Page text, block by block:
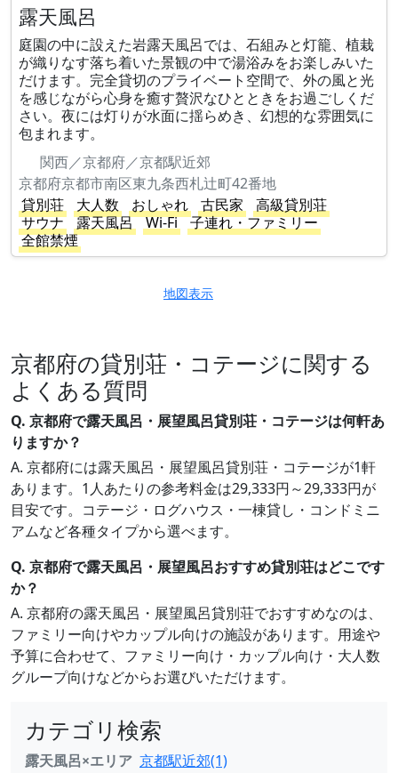
露天風呂
庭園の中に設えた岩露天風呂では、石組みと灯籠、植栽
が織りなす落ち着いた景観の中で湯浴みをお楽しみいた
だけます。完全貸切のプライベート空間で、外の風と光
を感じながら心身を癒す贅沢なひとときをお過ごしくだ
さい。夜には灯りが水面に揺らめき、幻想的な雰囲気に
包まれます。
関西／京都府／京都駅近郊
京都府京都市南区東九条西札辻町42番地
貸別荘
大人数 おしゃれ 古民家
高級貸別荘
サウナ
露天風呂 Wi-Fi
子連れ・ファミリー
全館禁煙
地図表示
京都府の貸別荘・コテージに関する
よくある質問
Q. 京都府で露天風呂・展望風呂貸別荘・コテージは何軒あ
りますか？
A. 京都府には露天風呂・展望風呂貸別荘・コテージが1軒
あります。1人あたりの参考料金は29,333円～29,333円が
目安です。コテージ・ログハウス・一棟貸し・コンドミニ
アムなど各種タイプから選べます。
Q. 京都府で露天風呂・展望風呂おすすめ貸別荘はどこです
か？
A. 京都府の露天風呂・展望風呂貸別荘でおすすめなのは、
ファミリー向けやカップル向けの施設があります。用途や
予算に合わせて、ファミリー向け・カップル向け・大人数
グループ向けなどからお選びいただけます。
カテゴリ検索
露天風呂×エリア 京都駅近郊(1)